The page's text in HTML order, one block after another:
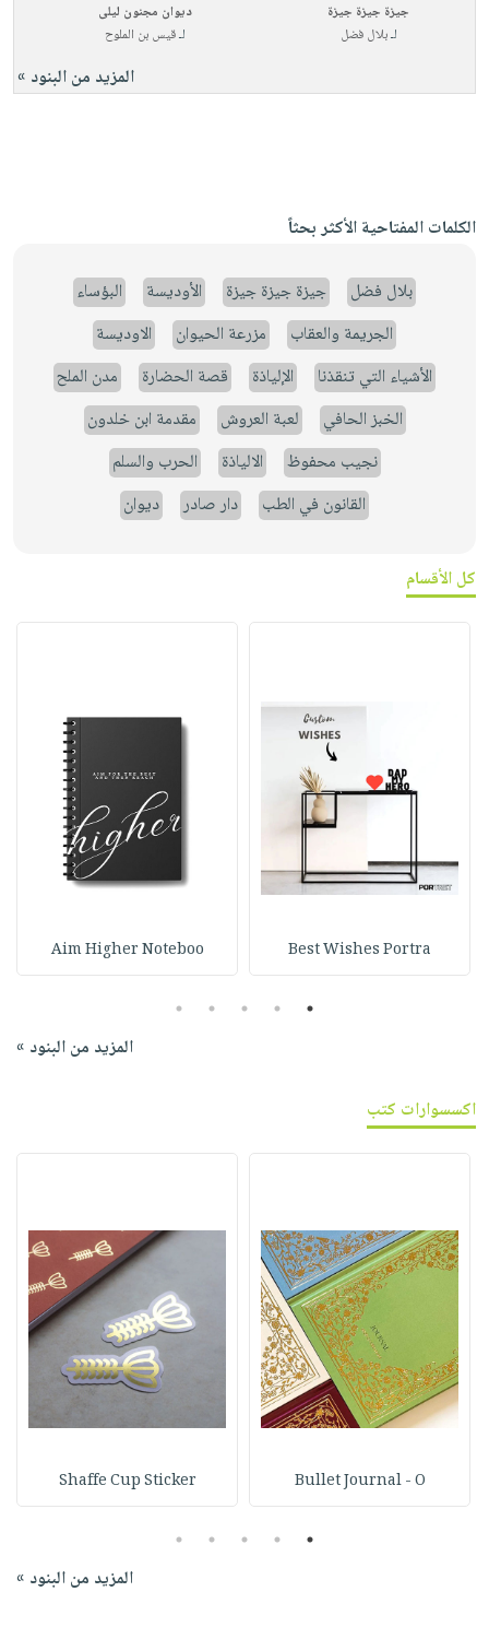
جيزة جيزة جيزة
لـبلال فضل
ديوان مجنون ليلى
لـقيس بن الملوح
المزيد من البنود »
الكلمات المفتاحية الأكثر بحثاً
بلال فضل جيزة جيزة جيزة الأوديسة
البؤساء
الجريمة والعقاب
مزرعة الحيوان
الاوديسة
الأشياء التي تنقذنا
الإلياذة قصة الحضارة
مدن الملح
الخبز الحافي
لعبة العروش
مقدمة ابن خلدون
نجيب محفوظ
الالياذة
الحرب والسلم
القانون في الطب
دار صادر ديوان
كل الأقسام
Best Wishes Portra
Aim Higher Noteboo
1
2
3
4
5
المزيد من البنود »
اكسسوارات كتب
Bullet Journal - O
Shaffe Cup Sticker
1
2
3
4
5
المزيد من البنود »